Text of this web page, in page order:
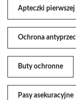
Apteczki
Ochrona
Buty ochronne
Pasy asekuracyjne